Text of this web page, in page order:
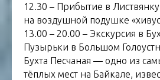
12.30 – Прибытие в
на воздушной подушке
13.00 – 20.00 – Экскурсия в
Пузырьки в Большом
Бухта Песчаная — одно из
тёплых мест на Байкале,